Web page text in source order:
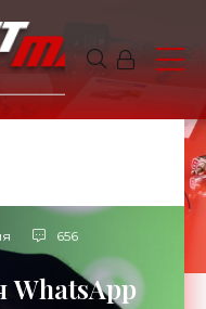
656
WhatsApp